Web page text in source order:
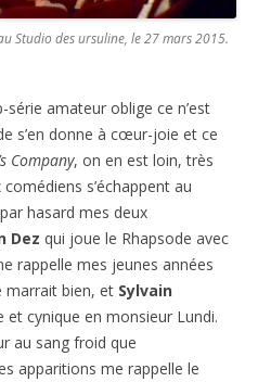
Studio des ursuline, le 27 mars 2015.
amateur oblige ce n’est
s’en donne à cœur-joie et ce
Company, on en est loin, très
s’échappent au
hasard mes deux
Dez qui joue le Rhapsode avec
rappelle mes jeunes années
marrait bien, et Sylvain
et cynique en monsieur Lundi.
au sang froid que
apparitions me rappelle le